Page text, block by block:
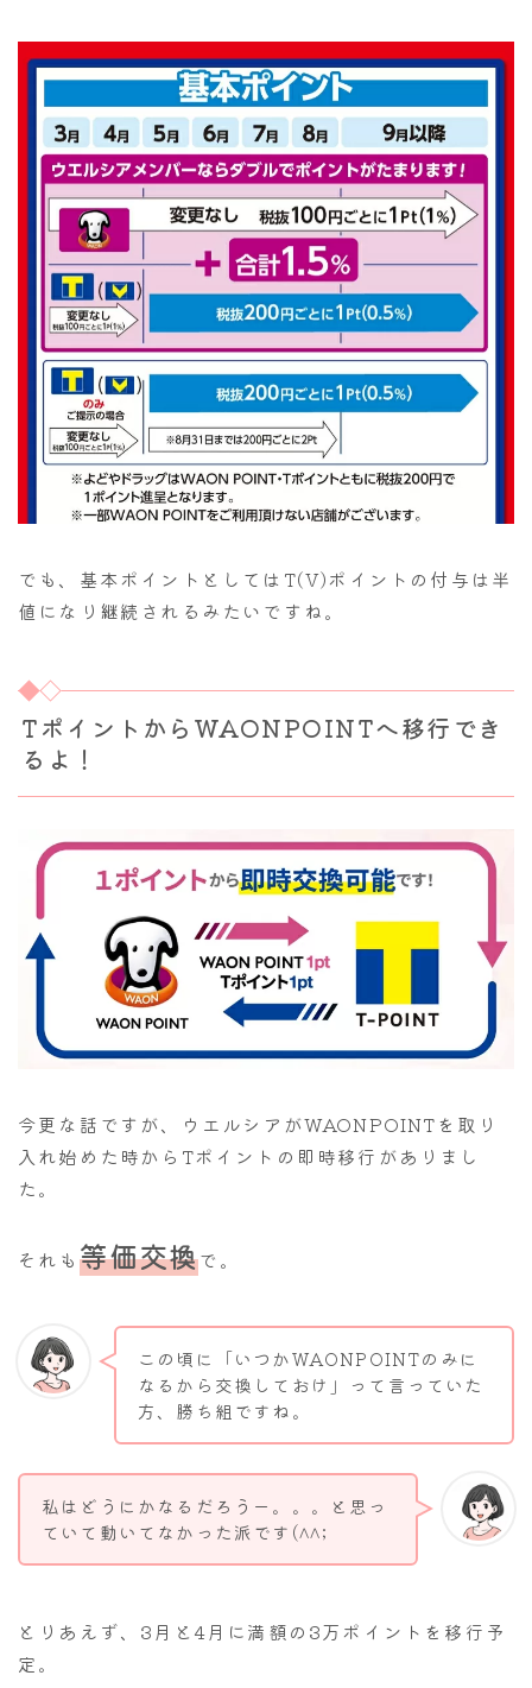
でも、基本ポイントとしてはT(V)ポイントの付与は半
値になり継続されるみたいですね。
TポイントからWAONPOINTへ移行でき
るよ！
今更な話ですが、ウエルシアがWAONPOINTを取り
入れ始めた時からTポイントの即時移行がありまし
た。
それも 等価交換で。
この頃に「いつかWAONPOINTのみに
なるから交換しておけ」って言っていた
方、勝ち組ですね。
私はどうにかなるだろうー。。。と思っ
ていて動いてなかった派です(^^;
とりあえず、3月と4月に満額の3万ポイントを移行予
定。